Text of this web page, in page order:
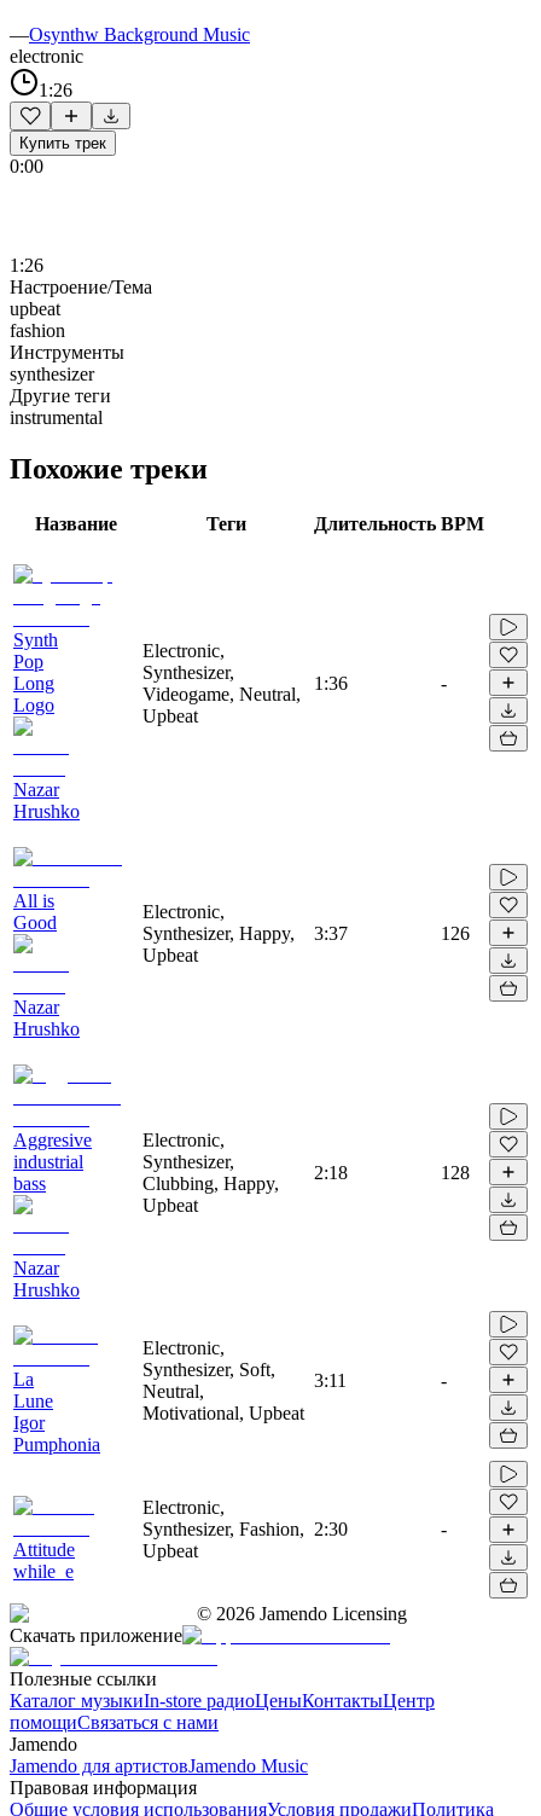
—Osynthw Background Music
electronic
1:26
Купить трек
0:00
1:26
Настроение/Тема
upbeat
fashion
Инструменты
synthesizer
Другие теги
instrumental
Похожие треки
Название Теги Длительность BPM
Synth
Pop
Long
Logo
Nazar
Hrushko
Electronic,
Synthesizer,
Videogame, Neutral,
Upbeat
1:36 -
All is
Good
Nazar
Hrushko
Electronic,
Synthesizer, Happy,
Upbeat
3:37 126
Aggresive
industrial
bass
Nazar
Hrushko
Electronic,
Synthesizer,
Clubbing, Happy,
Upbeat
2:18 128
La
Lune
Igor
Pumphonia
Electronic,
Synthesizer, Soft,
Neutral,
Motivational, Upbeat
3:11 -
Attitude
while_e
Electronic,
Synthesizer, Fashion,
Upbeat
2:30 -
© 2026 Jamendo Licensing
Скачать приложение
Полезные ссылки
Каталог музыкиIn-store радиоЦеныКонтактыЦентр
помощиСвязаться с нами
Jamendo
Jamendo для артистовJamendo Music
Правовая информация
Общие условия использованияУсловия продажиПолитика